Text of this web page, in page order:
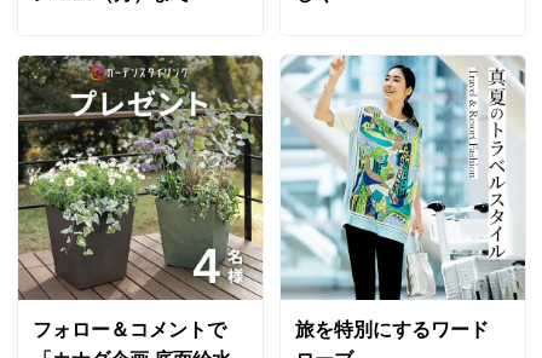
フォロー＆コメントで
旅を特別にするワード